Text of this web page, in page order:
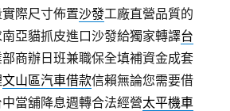
際尺寸佈置沙發工廠直營品質的
亞貓抓皮進口沙發給獨家轉譯台
商辦日班兼職保全填補資金成套
文山區汽車借款信賴無論您需要借
當舖降息週轉合法經營太平機車